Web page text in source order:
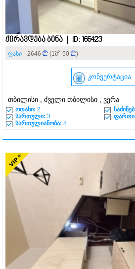
ქირავდება ბინა | ID: 166423
ფასი 2646 (1მ2 50 )
კონვერტაცია
თბილისი , ძველი თბილისი , ვერა
ოთახი: 2
სართული: 3
სართულიანობა: 8